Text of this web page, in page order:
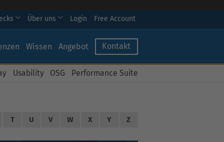
Über uns Login Free Account
Wissen Angebot Kontakt
Usability OSG Performance Suite
T U V W X Y Z